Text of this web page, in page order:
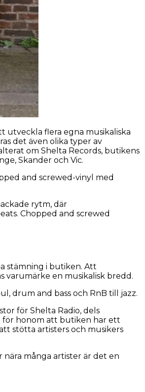
utveckla flera egna musikaliska
det även olika typer av
om Shelta Records, butikens
Skander och Vic.
and screwed-vinyl med
rytm, där
Chopped and screwed
stämning i butiken. Att
varumärke en musikalisk bredd.
drum and bass och RnB till jazz.
för Shelta Radio, dels
för honom att butiken har ett
stötta artisters och musikers
nära många artister är det en